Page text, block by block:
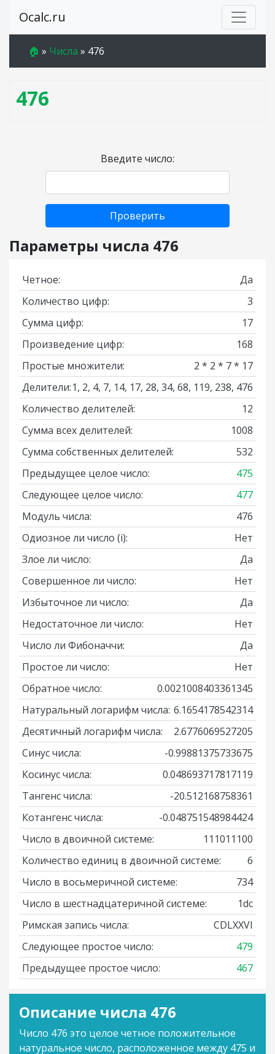
Ocalc.ru
🏠 » Числа » 476
476
Введите число:
Проверить
Параметры числа 476
Четное:
Да
Количество цифр:
3
Сумма цифр:
17
Произведение цифр:
168
Простые множители:
2 * 2 * 7 * 17
Делители:1, 2, 4, 7, 14, 17, 28, 34, 68, 119, 238, 476
Количество делителей:
12
Сумма всех делителей:
1008
Сумма собственных делителей:
532
Предыдущее целое число:
475
Следующее целое число:
477
Модуль числа:
476
Одиозное ли число (i):
Нет
Злое ли число:
Да
Совершенное ли число:
Нет
Избыточное ли число:
Да
Недостаточное ли число:
Нет
Число ли Фибоначчи:
Да
Простое ли число:
Нет
Обратное число:
0.0021008403361345
Натуральный логарифм числа: 6.1654178542314
Десятичный логарифм числа:
2.6776069527205
Синус числа:
-0.99881375733675
Косинус числа:
0.048693717817119
Тангенс числа:
-20.512168758361
Котангенс числа:
-0.048751548984424
Число в двоичной системе:
111011100
Количество единиц в двоичной системе:
6
Число в восьмеричной системе:
734
Число в шестнадцатеричной системе:
1dc
Римская запись числа:
CDLXXVI
Следующее простое число:
479
Предыдущее простое число:
467
Описание числа 476
Число 476 это целое четное положительное
натуральное число, расположенное между 475 и